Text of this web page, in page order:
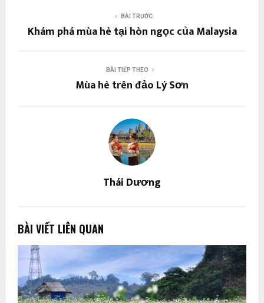
BÀI TRƯỚC
Khám phá mùa hè tại hòn ngọc của Malaysia
BÀI TIẾP THEO
Mùa hè trên đảo Lý Sơn
Thái Dương
BÀI VIẾT LIÊN QUAN